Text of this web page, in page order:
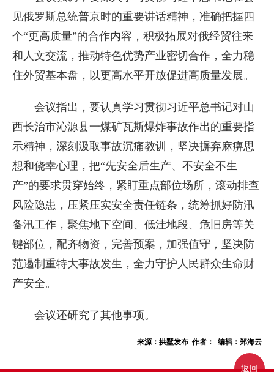
见俄罗斯总统普京时的重要讲话精神，准确把握四
个“更高质量”的合作内容，积极拓展对俄经贸往来
和人文交流，推动特色优势产业密切合作，全力稳
住外贸基本盘，以更高水平开放促进高质量发展。
会议指出，要认真学习贯彻习近平总书记对山
西长治市沁源县一煤矿瓦斯爆炸事故作出的重要指
示精神，深刻汲取事故沉痛教训，坚决摒弃麻痹思
想和侥幸心理，把“先安全后生产、不安全不生
产”的要求贯穿始终，紧盯重点部位场所，滚动排查
风险隐患，压紧压实安全责任链条，统筹抓好防汛
备汛工作，聚焦地下空间、低洼地段、危旧房等关
键部位，配齐物资，完善预案，加强值守，坚决防
范遏制重特大事故发生，全力守护人民群众生命财
产安全。
会议还研究了其他事项。
来源：拱墅发布 作者： 编辑：郑海云
返回